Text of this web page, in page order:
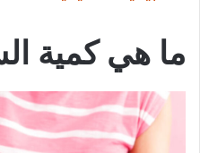
ما هي كمية